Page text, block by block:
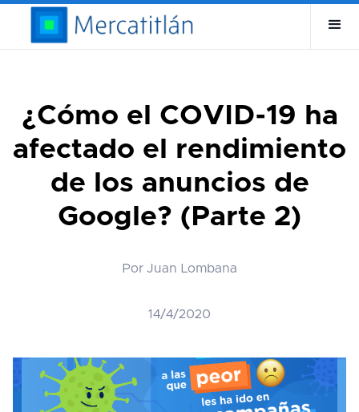
¿Cómo el COVID-19 ha
afectado el rendimiento
de los anuncios de
Google? (Parte 2)
Por Juan Lombana
14/4/2020